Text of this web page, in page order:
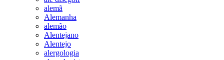
alemã
Alemanha
alemão
Alentejano
Alentejo
alergologia